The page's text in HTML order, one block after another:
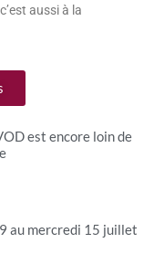
aussi à la
est encore loin de
au mercredi 15 juillet